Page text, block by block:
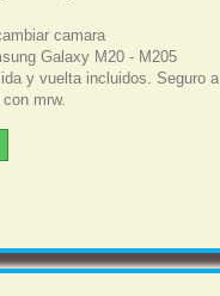
camara
Galaxy M20 - M205
y vuelta incluidos. Seguro a
mrw.